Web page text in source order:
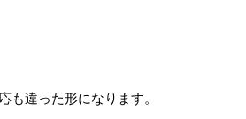
も違った形になります。